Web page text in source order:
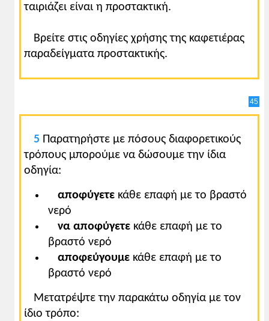
ταιριάζει είναι η προστακτική.
Βρείτε στις οδηγίες χρήσης της καφετιέρας
παραδείγματα προστακτικής.
45
5 Παρατηρήστε με πόσους διαφορετικούς
τρόπους μπορούμε να δώσουμε την ίδια
οδηγία:
αποφύγετε κάθε επαφή με το βραστό
νερό
να αποφύγετε κάθε επαφή με το
βραστό νερό
αποφεύγουμε κάθε επαφή με το
βραστό νερό
Μετατρέψτε την παρακάτω οδηγία με τον
ίδιο τρόπο: